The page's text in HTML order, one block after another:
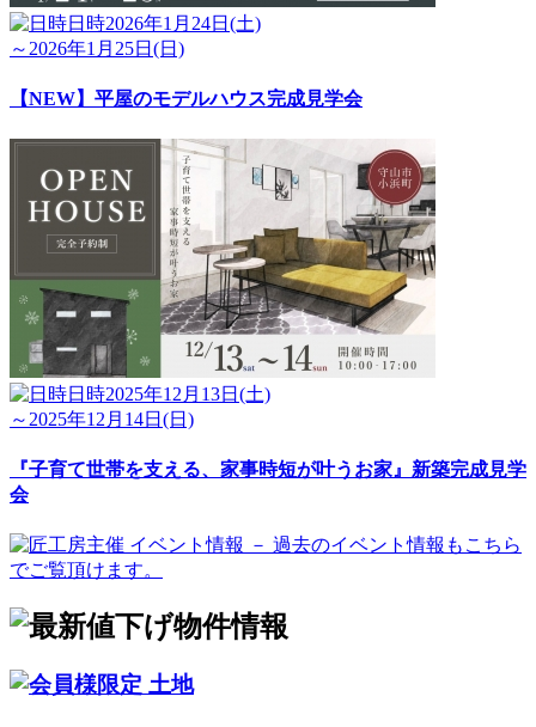
日時2026年1月24日(土)
～2026年1月25日(日)
【NEW】平屋のモデルハウス完成見学会
日時2025年12月13日(土)
～2025年12月14日(日)
『子育て世帯を支える、家事時短が叶うお家』新築完成見学
会
土地